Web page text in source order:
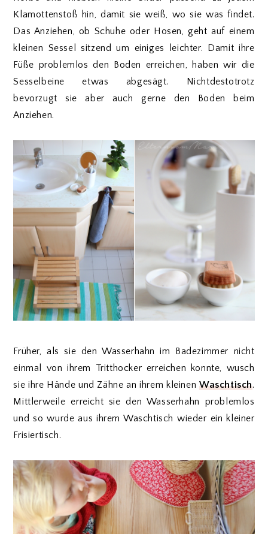
Klamottenstoß hin, damit sie weiß, wo sie was findet.
Das Anziehen, ob Schuhe oder Hosen, geht auf einem
kleinen Sessel sitzend um einiges leichter. Damit ihre
Füße problemlos den Boden erreichen, haben wir die
Sesselbeine etwas abgesägt. Nichtdestotrotz
bevorzugt sie aber auch gerne den Boden beim
Anziehen.
Früher, als sie den Wasserhahn im Badezimmer nicht
einmal von ihrem Tritthocker erreichen konnte, wusch
sie ihre Hände und Zähne an ihrem kleinen Waschtisch.
Mittlerweile erreicht sie den Wasserhahn problemlos
und so wurde aus ihrem Waschtisch wieder ein kleiner
Frisiertisch.